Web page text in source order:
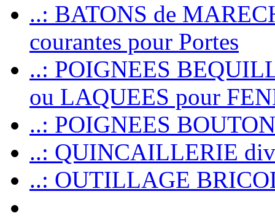
..: BATONS de
courantes pour Portes
..: POIGNEES
ou LAQUEES pour
..: POIGNEES
..: QUINCAILLERIE
..: OUTILLAGE